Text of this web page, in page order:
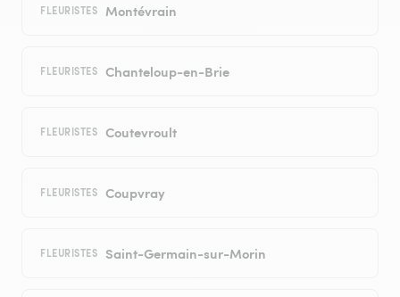
FLEURISTES Montévrain
FLEURISTES Chanteloup-en-Brie
FLEURISTES Coutevroult
FLEURISTES Coupvray
FLEURISTES Saint-Germain-sur-Morin